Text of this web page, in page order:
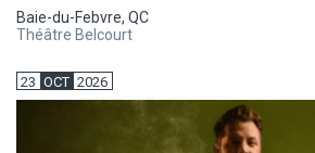
Baie-du-Febvre, QC
Théâtre Belcourt
23 OCT 2026